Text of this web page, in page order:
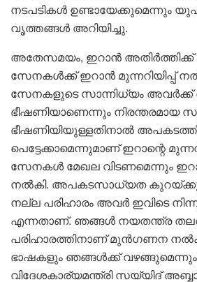
നടപടികൾ
വൃത്തങ്ങൾ അറിയിച്ചു.
അതേസമയം, ഇറാൻ അതിർത്തിക്ക്
സേനകൾക്ക് ഇറാൻ മുന്നറിയിപ്പ്
സേനകളുടെ സാന്നിധ്യം അവർക്ക്
ഭീഷണിയാണെന്നും നിരന്തരമായ
ഭീഷണിയിയുള്ളതിനാൽ
പെട്ടേക്കാമെന്നുമാണ് ഇറാന്റെ
സേനകൾ മേഖല വിടണമെന്നും
നൽകി. അപകടസാധ്യത
നല്ല പരിഹാരം അവർ ഇവിടെ
എന്നതാണ്. ഞങ്ങൾ നയതന്ത്ര
പരിഹാരത്തിനാണ് മുൻഗണന
ഭാഷകളും ഞങ്ങൾക്ക്
വിദേശകാര്യമന്ത്രി സയ്യിദ്